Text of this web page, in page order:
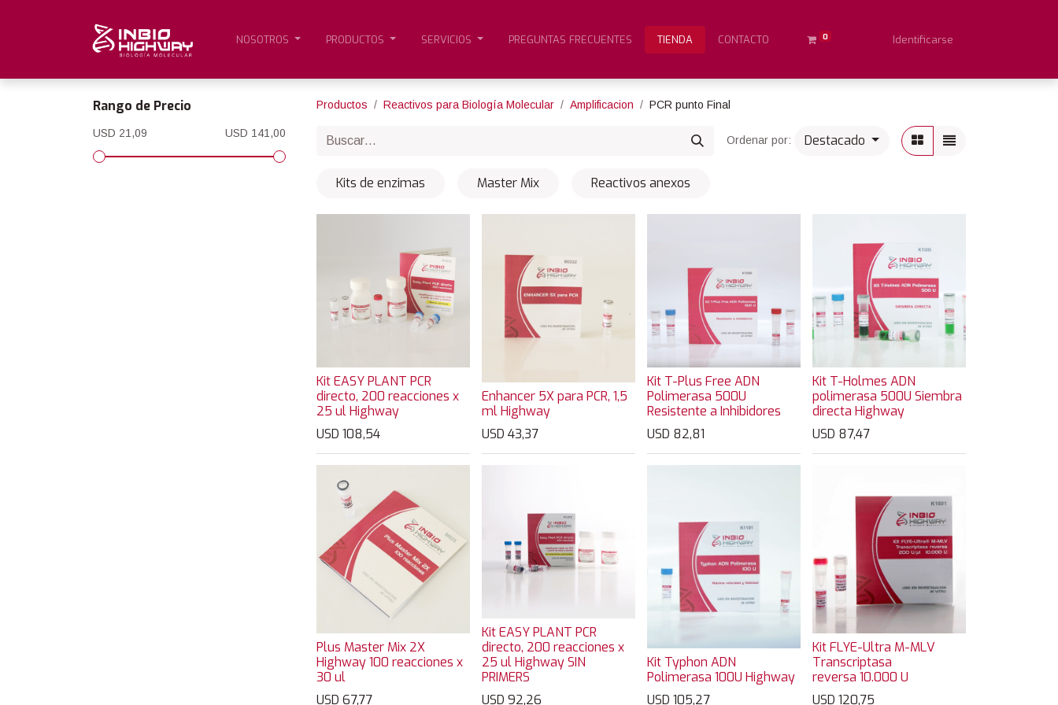
NOSOTROS PRODUCTOS SERVICIOS PREGUNTAS FRECUENTES TIENDA CONTACTO 0 Identificarse
Rango de Precio
USD 21,09 USD 141,00
Productos Reactivos para Biología Molecular Amplificacion PCR punto Final
Ordenar por: Destacado
Kits de enzimas Master Mix Reactivos anexos
Kit EASY PLANT PCR
directo, 200 reacciones x
25 ul Highway
USD 108,54
Enhancer 5X para PCR, 1,5
ml Highway
USD 43,37
Kit T-Plus Free ADN
Polimerasa 500U
Resistente a Inhibidores
USD 82,81
Kit T-Holmes ADN
polimerasa 500U Siembra
directa Highway
USD 87,47
Plus Master Mix 2X
Highway 100 reacciones x
30 ul
USD 67,77
Kit EASY PLANT PCR
directo, 200 reacciones x
25 ul Highway SIN
PRIMERS
USD 92,26
Kit Typhon ADN
Polimerasa 100U Highway
USD 105,27
Kit FLYE-Ultra M-MLV
Transcriptasa
reversa 10.000 U
USD 120,75